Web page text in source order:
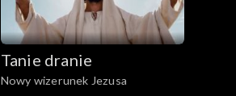
Tanie dranie
Nowy wizerunek Jezusa